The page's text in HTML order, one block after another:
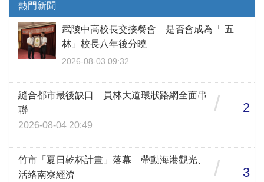
熱門新聞
武陵中高校長交接餐會 是否會成為「 五
林」校長八年後分曉
2026-08-03 09:32
縫合都市最後缺口 員林大道環狀路網全面串
聯
2026-08-04 20:49
/ 2
竹市「夏日乾杯計畫」落幕 帶動海港觀光、
活絡南寮經濟
/ 3